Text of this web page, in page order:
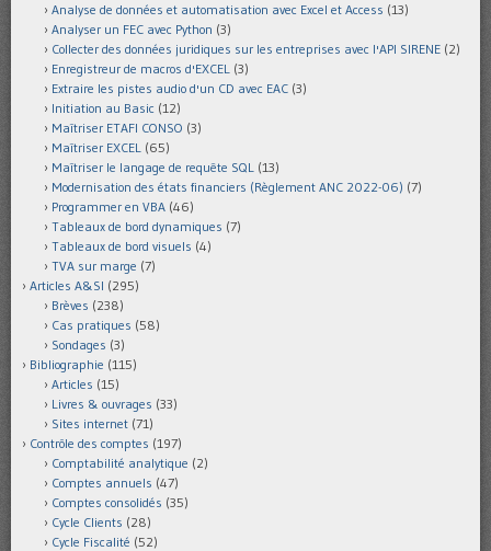
Analyse de données et automatisation avec Excel et Access (13)
Analyser un FEC avec Python (3)
Collecter des données juridiques sur les entreprises avec l'API SIRENE (2)
Enregistreur de macros d'EXCEL (3)
Extraire les pistes audio d'un CD avec EAC (3)
Initiation au Basic (12)
Maîtriser ETAFI CONSO (3)
Maîtriser EXCEL (65)
Maîtriser le langage de requête SQL (13)
Modernisation des états financiers (Règlement ANC 2022-06) (7)
Programmer en VBA (46)
Tableaux de bord dynamiques (7)
Tableaux de bord visuels (4)
TVA sur marge (7)
Articles A&SI (295)
Brèves (238)
Cas pratiques (58)
Sondages (3)
Bibliographie (115)
Articles (15)
Livres & ouvrages (33)
Sites internet (71)
Contrôle des comptes (197)
Comptabilité analytique (2)
Comptes annuels (47)
Comptes consolidés (35)
Cycle Clients (28)
Cycle Fiscalité (52)